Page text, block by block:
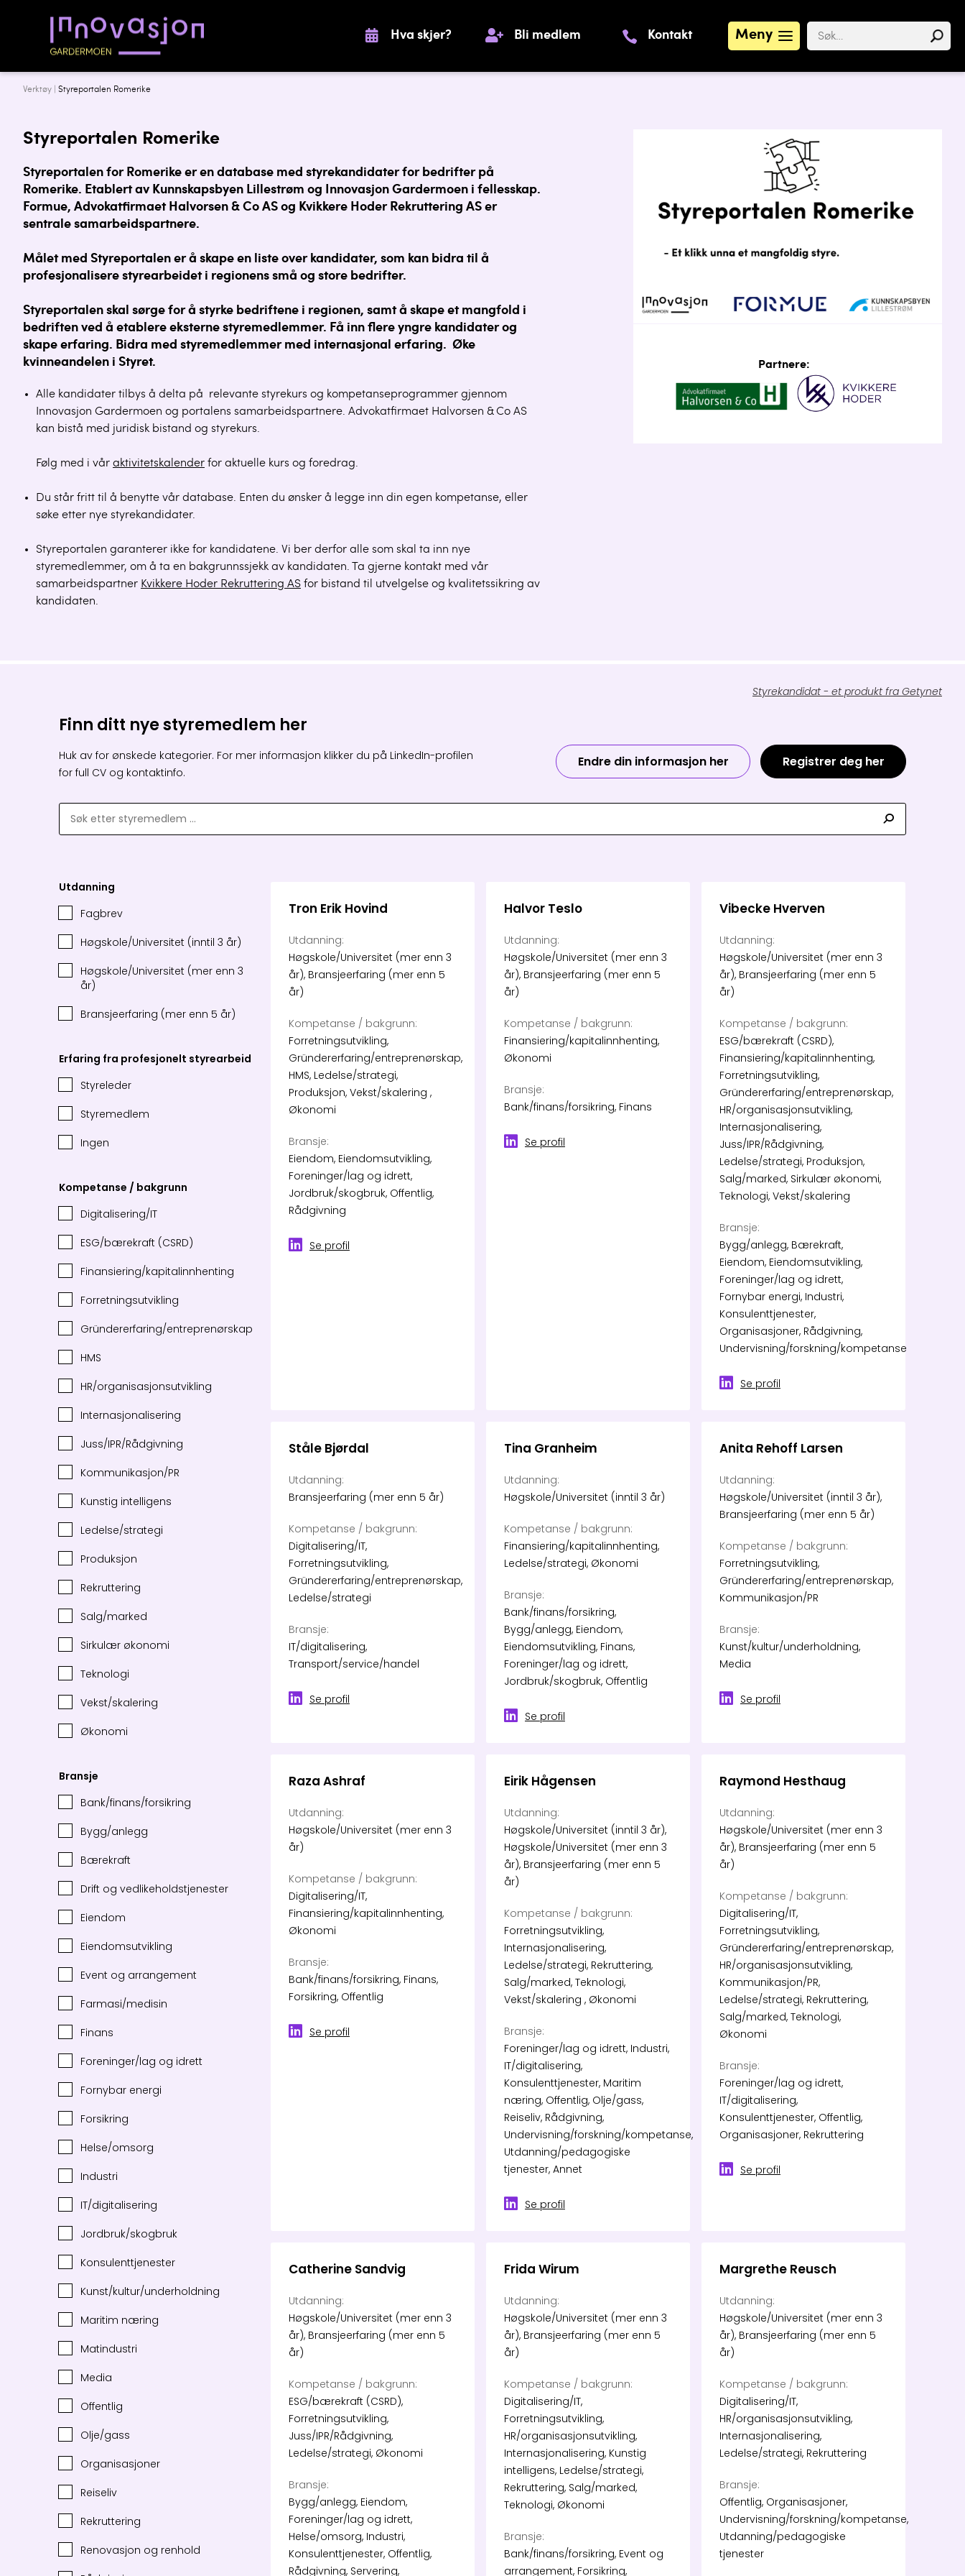
Meny
Hva skjer? Bli medlem Kontakt
Verktøy | Styreportalen Romerike
Styreportalen Romerike
Styreportalen for Romerike er en database med styrekandidater for bedrifter på
Romerike. Etablert av Kunnskapsbyen Lillestrøm og Innovasjon Gardermoen i fellesskap.
Formue, Advokatfirmaet Halvorsen & Co AS og Kvikkere Hoder Rekruttering AS er
sentrale samarbeidspartnere.
Målet med Styreportalen er å skape en liste over kandidater, som kan bidra til å
profesjonalisere styrearbeidet i regionens små og store bedrifter.
Styreportalen skal sørge for å styrke bedriftene i regionen, samt å skape et mangfold i
bedriften ved å etablere eksterne styremedlemmer. Få inn flere yngre kandidater og
skape erfaring. Bidra med styremedlemmer med internasjonal erfaring. Øke
kvinneandelen i Styret.
Alle kandidater tilbys å delta på relevante styrekurs og kompetanseprogrammer gjennom
Innovasjon Gardermoen og portalens samarbeidspartnere. Advokatfirmaet Halvorsen & Co AS
kan bistå med juridisk bistand og styrekurs.
Følg med i vår aktivitetskalender for aktuelle kurs og foredrag.
Du står fritt til å benytte vår database. Enten du ønsker å legge inn din egen kompetanse, eller
søke etter nye styrekandidater.
Styreportalen garanterer ikke for kandidatene. Vi ber derfor alle som skal ta inn nye
styremedlemmer, om å ta en bakgrunnssjekk av kandidaten. Ta gjerne kontakt med vår
samarbeidspartner Kvikkere Hoder Rekruttering AS for bistand til utvelgelse og kvalitetssikring av
kandidaten.
Partnere: